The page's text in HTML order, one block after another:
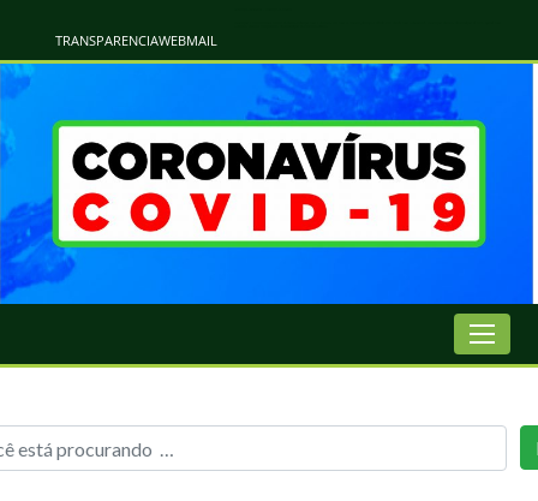
TRANSPARENCIAWEBMAIL